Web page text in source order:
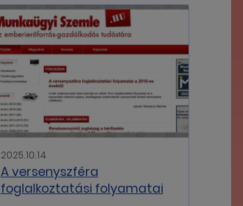
2025.10.14
A versenyszféra
foglalkoztatási folyamatai